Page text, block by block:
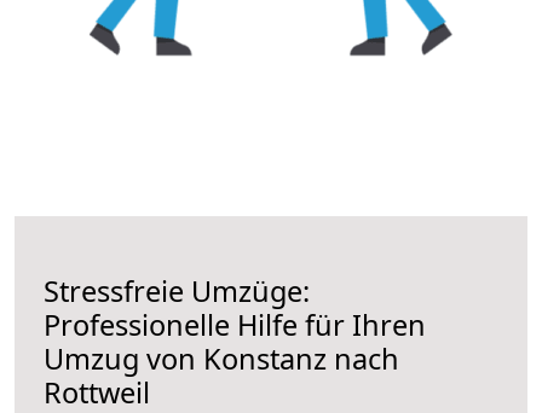
Stressfreie Umzüge:
Professionelle Hilfe für Ihren
Umzug von Konstanz nach
Rottweil